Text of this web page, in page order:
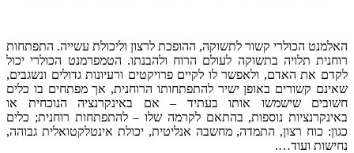
האלמנט הכולרי קשור לתשוקה, ההופכת לרצון וליכולת עשייה. התפתחות
רוחנית תלויה בתשוקה לעולם הרוח ולהבנתו. הטמפרמנט הכולרי יכול
לקדם את האדם, ולאפשר לו לקיים פרויקטים ורעיונות גדולים ונשגבים,
שאינם קשורים באופן ישיר להתפתחותו הרוחנית, אך מפתחים בו כלים
חשובים שישמשו אותו בעתיד – אם באינקרנציה הנוכחית או
באינקרנציות נוספות, בהתאם לקרמה שלו – להתפתחות רוחנית; כלים
כגון: כוח רצון, התמדה, מחשבה אנליטית, יכולת אינטלקטואלית גבוהה,
נחישות ועוד….